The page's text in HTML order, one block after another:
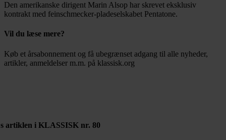
Den amerikanske dirigent Marin Alsop har skrevet eksklusiv
kontrakt med feinschmecker-pladeselskabet Pentatone.
Vil du læse mere?
Køb et årsabonnement og få ubegrænset adgang til alle nyheder,
artikler, anmeldelser m.m. på klassisk.org
artiklen i KLASSISK nr. 80